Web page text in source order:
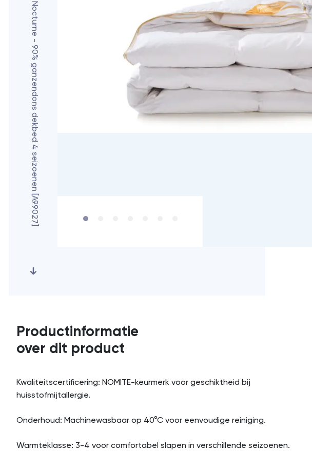
Nocturne - 90% ganzendons dekbed 4 seizoenen [A99027]
Productinformatie
over dit product
Kwaliteitscertificering: NOMITE-keurmerk voor geschiktheid bij
huisstofmijtallergie.
Onderhoud: Machinewasbaar op 40°C voor eenvoudige reiniging.
Warmteklasse: 3-4 voor comfortabel slapen in verschillende seizoenen.